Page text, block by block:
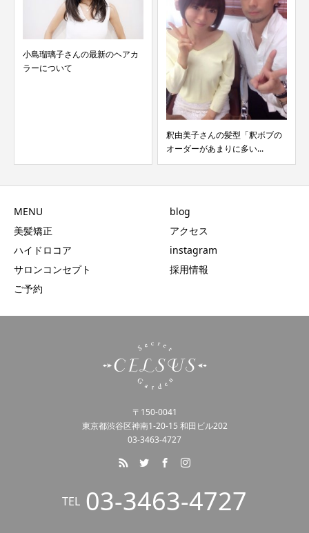
小島瑠璃子さんの最新のヘアカ
ラーについて
釈由美子さんの髪型「釈ボブの
オーダーがあまりに多い...
MENU
美髪矯正
ハイドロコア
サロンコンセプト
ご予約
blog
アクセス
instagram
採用情報
〒150-0041
東京都渋谷区神南1-20-15 和田ビル202
03-3463-4727
TEL 03-3463-4727